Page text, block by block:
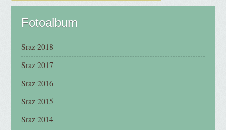
Fotoalbum
Sraz 2018
Sraz 2017
Sraz 2016
Sraz 2015
Sraz 2014